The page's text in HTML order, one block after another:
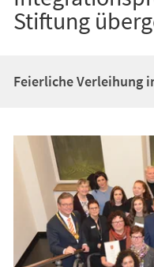
Stiftung
Feierliche Verleihung